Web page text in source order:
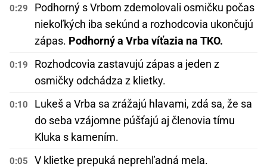
0:29
Podhorný s Vrbom zdemolovali osmičku počas
niekoľkých iba sekúnd a rozhodcovia ukončujú
zápas. Podhorný a Vrba víťazia na TKO.
0:19
Rozhodcovia zastavujú zápas a jeden z
osmičky odchádza z klietky.
0:10
Lukeš a Vrba sa zrážajú hlavami, zdá sa, že sa
do seba vzájomne púšťajú aj členovia tímu
Kluka s kamením.
0:05 V klietke prepuká neprehľadná mela.